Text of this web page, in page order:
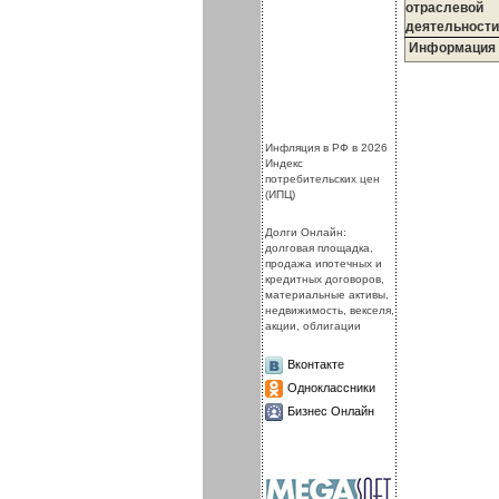
отраслевой
Информация
.Инфляция в РФ в 2026
Индекс
потребительских цен
(ИПЦ)
Долги Онлайн:
долговая площадка,
продажа ипотечных и
кредитных договоров,
материальные активы,
недвижимость, векселя,
акции, облигации
Вконтакте
Одноклассники
Бизнес Онлайн
.